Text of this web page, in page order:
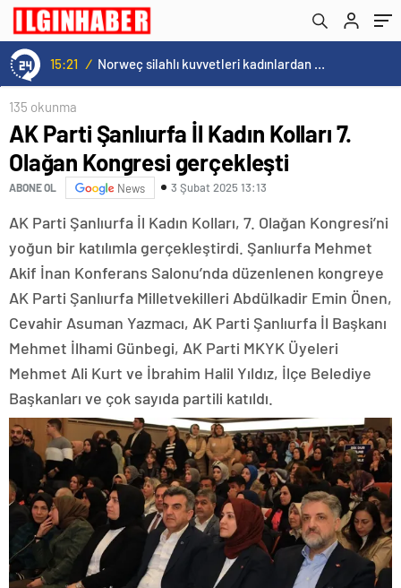
15:20 / Cristiano Ronaldo’nun akıllara zarar tüm kariyerinin istatistiğini çıkardık !
135 okunma
AK Parti Şanlıurfa İl Kadın Kolları 7.
Olağan Kongresi gerçekleşti
ABONE OL News 3 Şubat 2025 13:13
AK Parti Şanlıurfa İl Kadın Kolları, 7. Olağan Kongresi’ni
yoğun bir katılımla gerçekleştirdi. Şanlıurfa Mehmet
Akif İnan Konferans Salonu’nda düzenlenen kongreye
AK Parti Şanlıurfa Milletvekilleri Abdülkadir Emin Önen,
Cevahir Asuman Yazmacı, AK Parti Şanlıurfa İl Başkanı
Mehmet İlhami Günbegi, AK Parti MKYK Üyeleri
Mehmet Ali Kurt ve İbrahim Halil Yıldız, İlçe Belediye
Başkanları ve çok sayıda partili katıldı.